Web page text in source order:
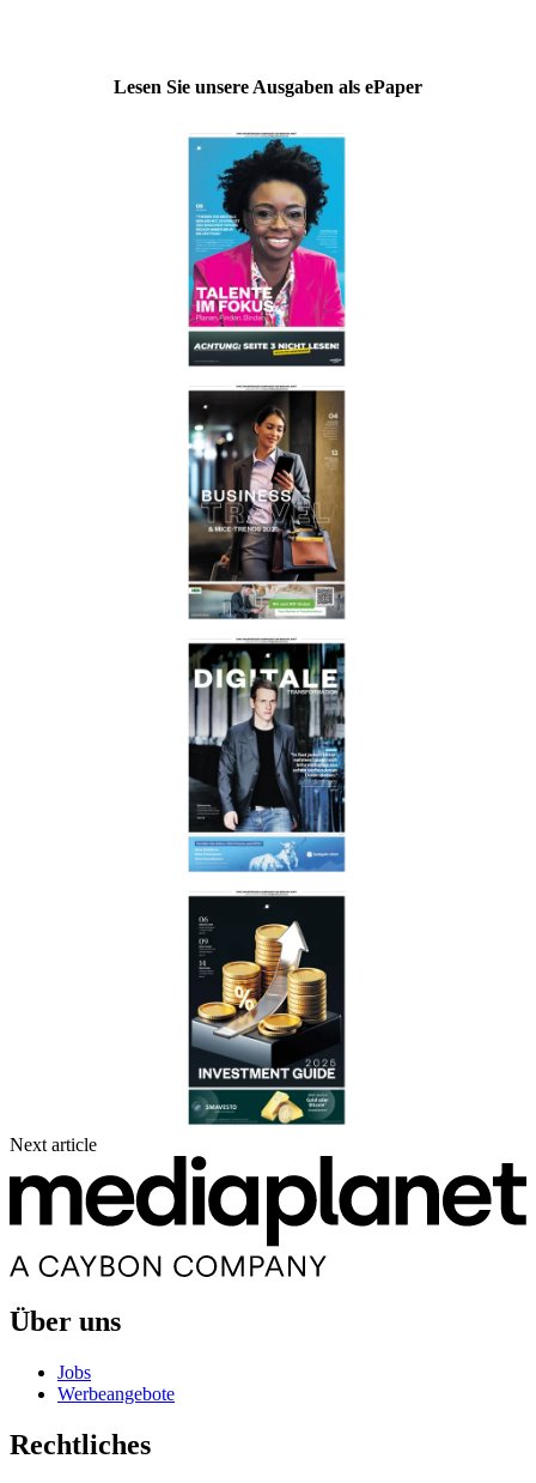
Lesen Sie unsere Ausgaben als ePaper
Next article
Über uns
Jobs
Werbeangebote
Rechtliches